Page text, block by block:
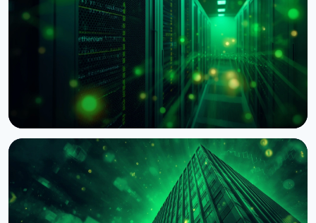
НОВИНА
BNY Mellon запускає стейкінг для інституційних
клієнтів разом із Galaxy
4 серпня 2026 р. 4 хв читання